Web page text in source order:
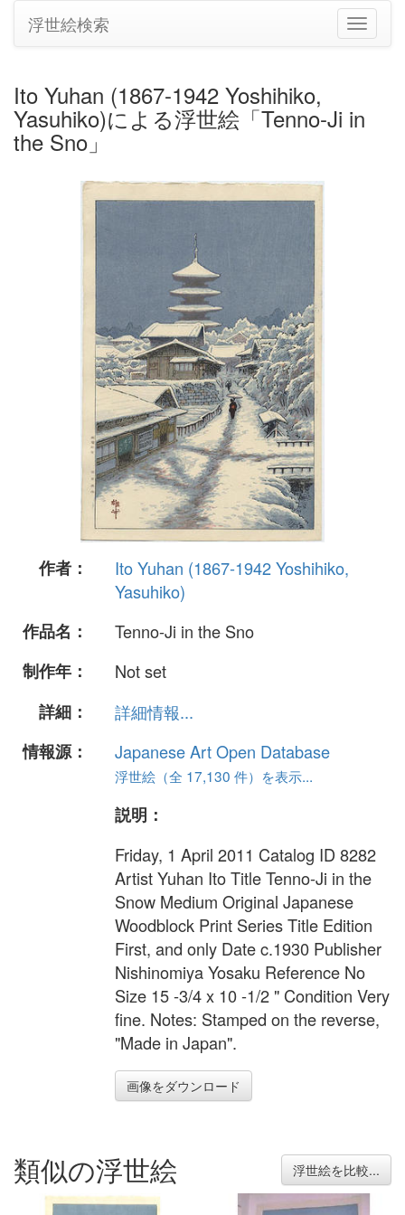
ナ
ビ
ョ
浮世絵検索
Ito Yuhan (1867-1942 Yoshihiko,
Yasuhiko)による浮世絵「Tenno-Ji in
the Sno」
作者：
Ito Yuhan (1867-1942 Yoshihiko,
Yasuhiko)
作品名：
Tenno-Ji in the Sno
制作年：
Not set
詳細：
詳細情報...
情報源：
Japanese Art Open Database
浮世絵（全 17,130 件）を表示...
説明：
Friday, 1 April 2011 Catalog ID 8282
Artist Yuhan Ito Title Tenno-Ji in the
Snow Medium Original Japanese
Woodblock Print Series Title Edition
First, and only Date c.1930 Publisher
Nishinomiya Yosaku Reference No
Size 15 -3/4 x 10 -1/2 " Condition Very
fine. Notes: Stamped on the reverse,
"Made in Japan".
画像をダウンロード
類似の浮世絵 浮世絵を比較...